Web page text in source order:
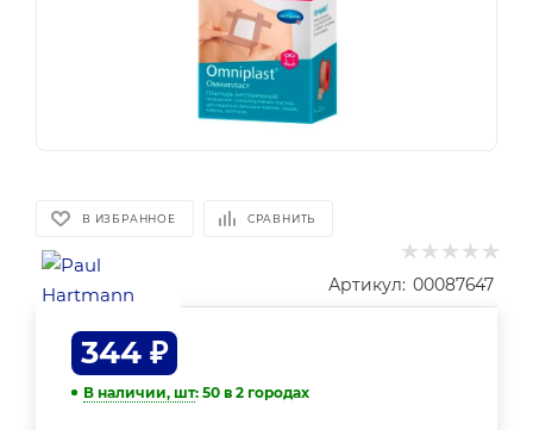
В ИЗБРАННОЕ СРАВНИТЬ
Артикул: 00087647
344 ₽
В наличии, шт: 50 в 2 городах